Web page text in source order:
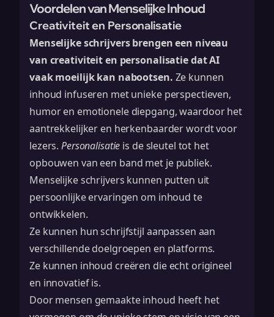
Voordelen van Menselijke Inhoud
Creativiteit en Personalisatie
Menselijke schrijvers brengen een niveau
van creativiteit en personalisatie dat AI
vaak moeilijk kan nabootsen. Ze kunnen
inhoud infuseren met unieke perspectieven,
humor en emotionele diepgang, waardoor het
aantrekkelijker en herkenbaarder wordt voor
lezers.Personalisatie is de sleutel tot het
opbouwen van een band met je publiek.
Menselijke schrijvers kunnen putten uit
persoonlijke ervaringen om inhoud te
ontwikkelen.
Ze kunnen hun schrijfstijl aanpassen aan
verschillende doelgroepen en platforms.
Ze kunnen inhoud creëren die echt origineel
en innovatief is.
Door mensen gemaakte inhoud heeft het